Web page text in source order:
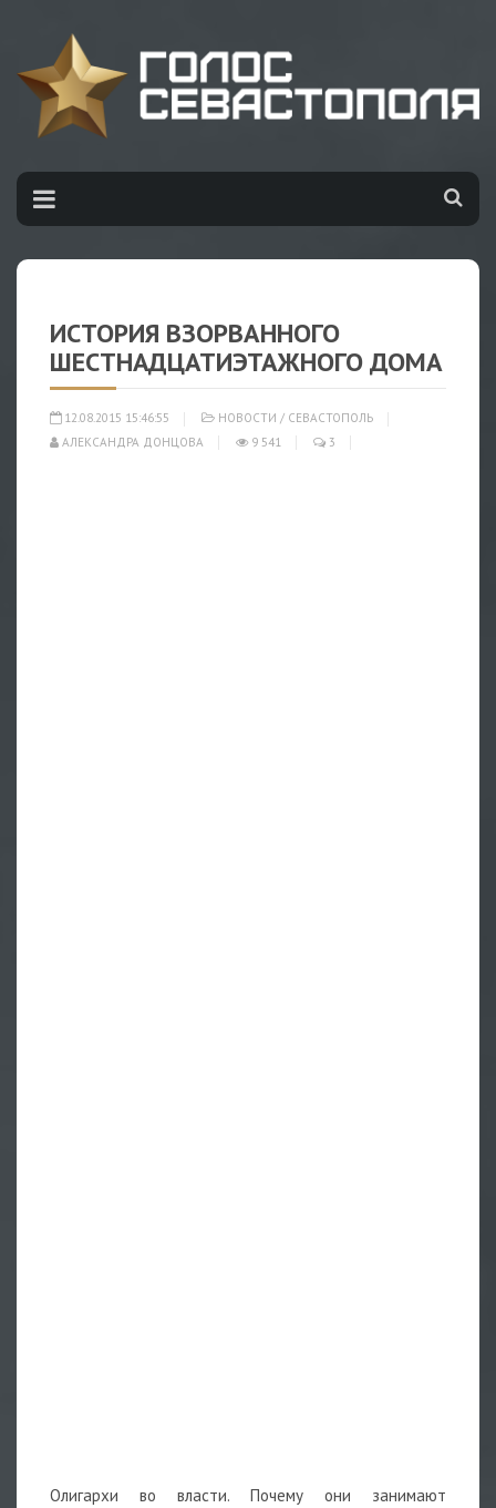
ИСТОРИЯ ВЗОРВАННОГО
ШЕСТНАДЦАТИЭТАЖНОГО ДОМА
12.08.2015 15:46:55 НОВОСТИ / СЕВАСТОПОЛЬ
АЛЕКСАНДРА ДОНЦОВА
9 541 3
Олигархи во власти. Почему они занимают